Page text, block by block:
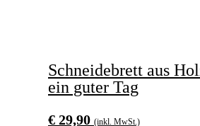
Schneidebrett aus
ein guter Tag
€ 29,90 (inkl. MwSt.)